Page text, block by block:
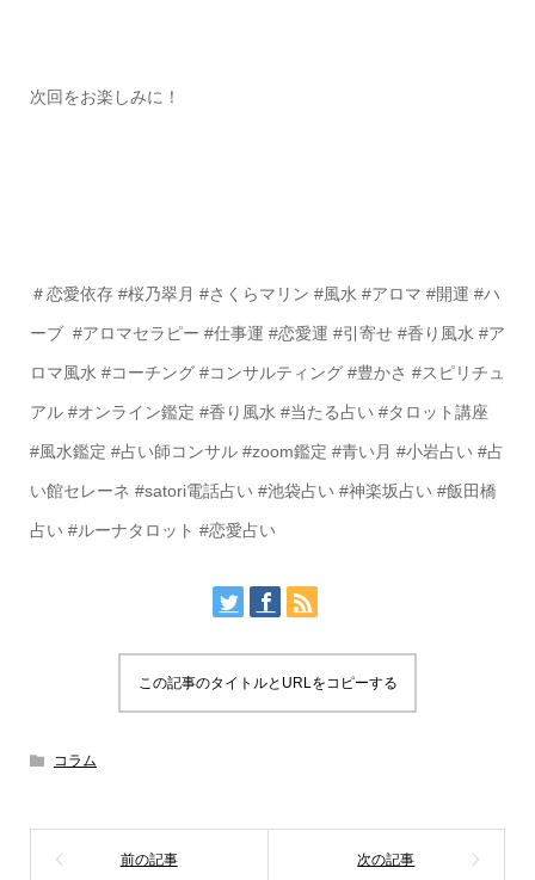
次回をお楽しみに！
＃恋愛依存 #桜乃翠月 #さくらマリン #風水 #アロマ #開運 #ハ
ーブ #アロマセラピー #仕事運 #恋愛運 #引寄せ #香り風水 #ア
ロマ風水 #コーチング #コンサルティング #豊かさ #スピリチュ
アル #オンライン鑑定 #香り風水 #当たる占い #タロット講座
#風水鑑定 #占い師コンサル #zoom鑑定 #青い月 #小岩占い #占
い館セレーネ #satori電話占い #池袋占い #神楽坂占い #飯田橋
占い #ルーナタロット #恋愛占い
この記事のタイトルとURLをコピーする
コラム